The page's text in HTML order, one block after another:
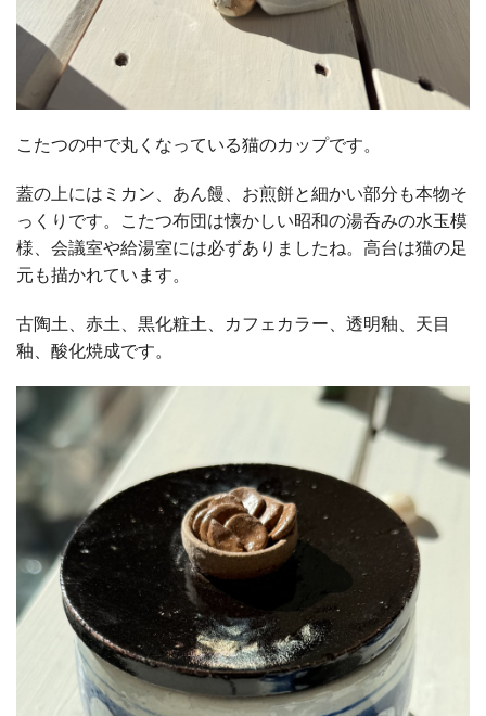
こたつの中で丸くなっている猫のカップです。
蓋の上にはミカン、あん饅、お煎餅と細かい部分も本物そ
っくりです。こたつ布団は懐かしい昭和の湯呑みの水玉模
様、会議室や給湯室には必ずありましたね。高台は猫の足
元も描かれています。
古陶土、赤土、黒化粧土、カフェカラー、透明釉、天目
釉、酸化焼成です。